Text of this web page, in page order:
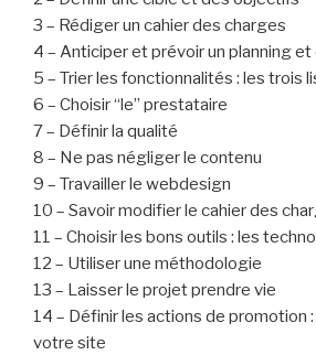
3 – Rédiger un cahier des charges
4 – Anticiper et prévoir un planning et
5 – Trier les fonctionnalités : les trois
6 – Choisir “le” prestataire
7 – Définir la qualité
8 – Ne pas négliger le contenu
9 – Travailler le webdesign
10 – Savoir modifier le cahier des
11 – Choisir les bons outils : les
12 – Utiliser une méthodologie
13 – Laisser le projet prendre vie
14 – Définir les actions de promotion
votre site